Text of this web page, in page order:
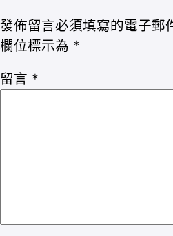
發佈留言必須填寫的電子郵
欄位標示為 *
留言 *